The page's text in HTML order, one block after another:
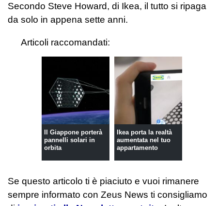
Secondo Steve Howard, di Ikea, il tutto si ripaga
da solo in appena sette anni.
Articoli raccomandati:
Il Giappone porterà
pannelli solari in
orbita
Ikea porta la realtà
aumentata nel tuo
appartamento
Se questo articolo ti è piaciuto e vuoi rimanere
sempre informato con Zeus News ti consigliamo